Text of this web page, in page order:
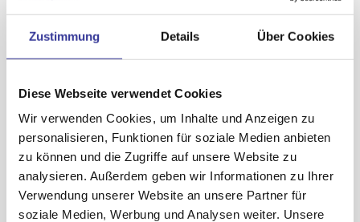
Zustimmung Details Über Cookies
Diese Webseite verwendet Cookies
Wir verwenden Cookies, um Inhalte und Anzeigen zu
personalisieren, Funktionen für soziale Medien anbieten
zu können und die Zugriffe auf unsere Website zu
analysieren. Außerdem geben wir Informationen zu Ihrer
Verwendung unserer Website an unsere Partner für
soziale Medien, Werbung und Analysen weiter. Unsere